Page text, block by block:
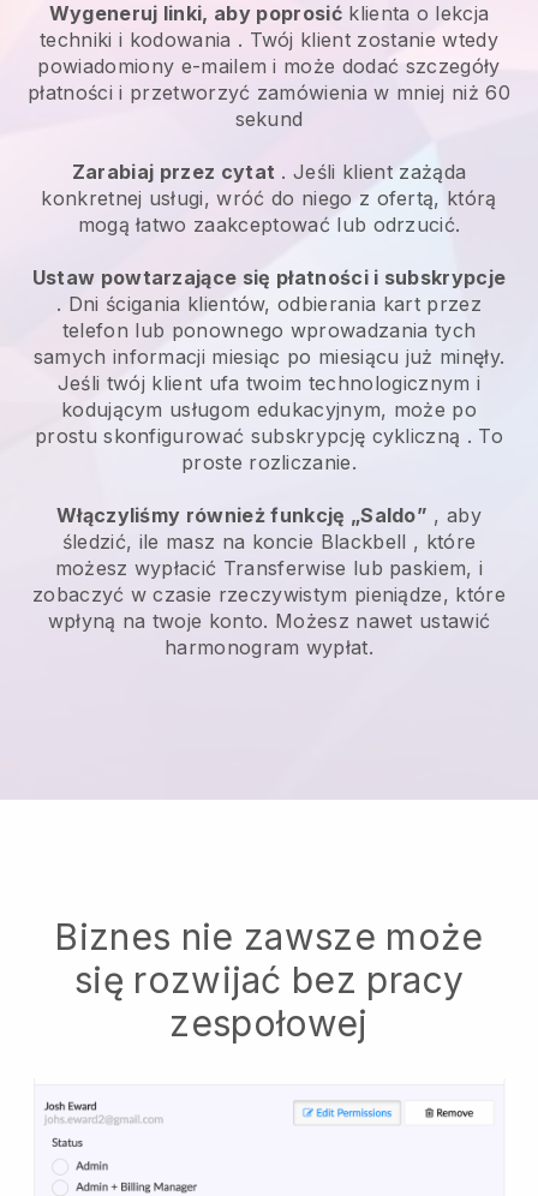
Wygeneruj linki, aby poprosićklienta o lekcja
techniki i kodowania . Twój klient zostanie wtedy
powiadomiony e-mailem i może dodać szczegóły
płatności i przetworzyć zamówienia w mniej niż 60
sekund
Zarabiaj przez cytat . Jeśli klient zażąda
konkretnej usługi, wróć do niego z ofertą, którą
mogą łatwo zaakceptować lub odrzucić.
Ustaw powtarzające się płatności i subskrypcje
. Dni ścigania klientów, odbierania kart przez
telefon lub ponownego wprowadzania tych
samych informacji miesiąc po miesiącu już minęły.
Jeśli twój klient ufa twoim technologicznym i
kodującym usługom edukacyjnym, może po
prostu skonfigurować subskrypcję cykliczną . To
proste rozliczanie.
Włączyliśmy również funkcję „Saldo” , aby
śledzić, ile masz na koncie Blackbell , które
możesz wypłacić Transferwise lub paskiem, i
zobaczyć w czasie rzeczywistym pieniądze, które
wpłyną na twoje konto. Możesz nawet ustawić
harmonogram wypłat.
Biznes nie zawsze może
się rozwijać bez pracy
zespołowej